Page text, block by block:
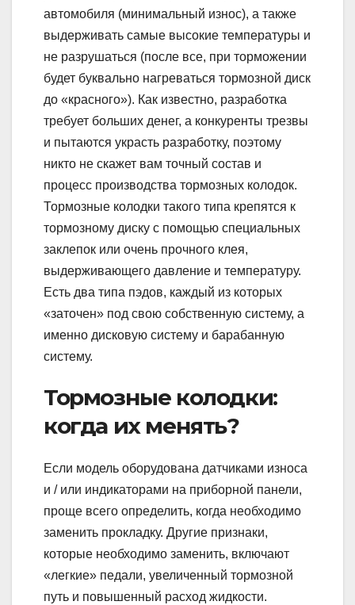
автомобиля (минимальный износ), а также
выдерживать самые высокие температуры и
не разрушаться (после все, при торможении
будет буквально нагреваться тормозной диск
до «красного»). Как известно, разработка
требует больших денег, а конкуренты трезвы
и пытаются украсть разработку, поэтому
никто не скажет вам точный состав и
процесс производства тормозных колодок.
Тормозные колодки такого типа крепятся к
тормозному диску с помощью специальных
заклепок или очень прочного клея,
выдерживающего давление и температуру.
Есть два типа пэдов, каждый из которых
«заточен» под свою собственную систему, а
именно дисковую систему и барабанную
систему.
Тормозные колодки:
когда их менять?
Если модель оборудована датчиками износа
и / или индикаторами на приборной панели,
проще всего определить, когда необходимо
заменить прокладку. Другие признаки,
которые необходимо заменить, включают
«легкие» педали, увеличенный тормозной
путь и повышенный расход жидкости.